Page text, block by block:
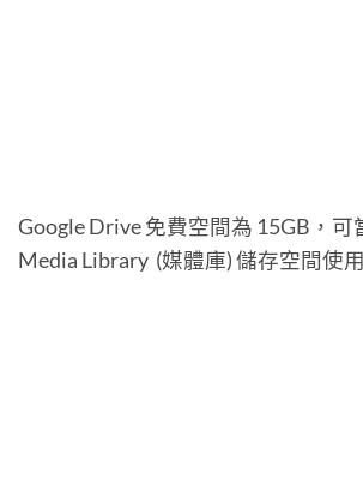
Google Drive 免費空間為 15GB，可
Media Library (媒體庫) 儲存空間使